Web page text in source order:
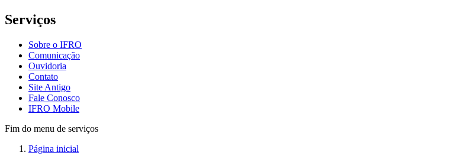
Serviços
Sobre o IFRO
Comunicação
Ouvidoria
Contato
Site Antigo
Fale Conosco
IFRO Mobile
Fim do menu de serviços
Página inicial